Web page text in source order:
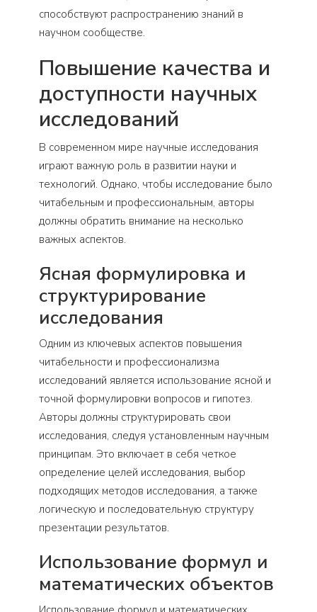
способствуют распространению знаний в
научном сообществе.
Повышение качества и
доступности научных
исследований
В современном мире научные исследования
играют важную роль в развитии науки и
технологий. Однако, чтобы исследование было
читабельным и профессиональным, авторы
должны обратить внимание на несколько
важных аспектов.
Ясная формулировка и
структурирование
исследования
Одним из ключевых аспектов повышения
читабельности и профессионализма
исследований является использование ясной и
точной формулировки вопросов и гипотез.
Авторы должны структурировать свои
исследования, следуя установленным научным
принципам. Это включает в себя четкое
определение целей исследования, выбор
подходящих методов исследования, а также
логическую и последовательную структуру
презентации результатов.
Использование формул и
математических объектов